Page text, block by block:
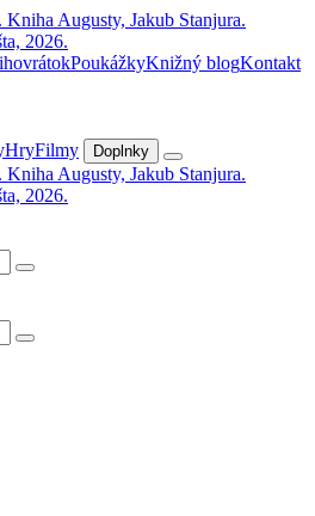
PoukážkyKnižný blogKontakt
HryFilmy Doplnky